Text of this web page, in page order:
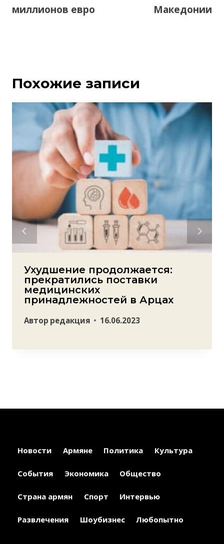
миллионов евро
Македонии
Похожие записи
Ухудшение продолжается:
прекратились поставки
медицинских
принадлежностей в Арцах
Автор редакция 16.06.2023
Новости Армяне Политика Культура
События Экономика Общество
Страна армян Спорт Интервью
Развлечения Шоубизнес Любопытно